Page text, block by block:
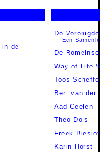
in de
De
Een
De
Way of Life
Toos
Bert van der
Aad Ceelen
Theo Dols
Freek Biesiot
Karin Horst